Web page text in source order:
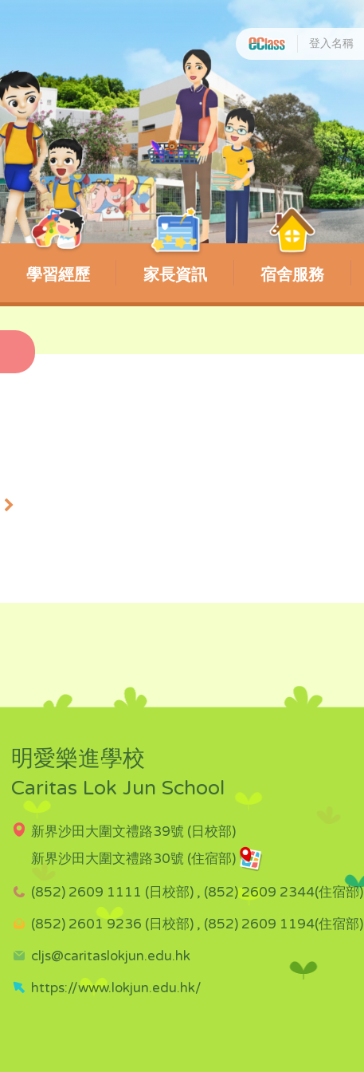
學習經歷 家長資訊 宿舍服務
»
明愛樂進學校
Caritas Lok Jun School
新界沙田大圍文禮路39號 (日校部)
新界沙田大圍文禮路30號 (住宿部)
(852) 2609 1111 (日校部) , (852) 2609 2344(住宿部)
(852) 2601 9236 (日校部) , (852) 2609 1194(住宿部)
cljs@caritaslokjun.edu.hk
https://www.lokjun.edu.hk/